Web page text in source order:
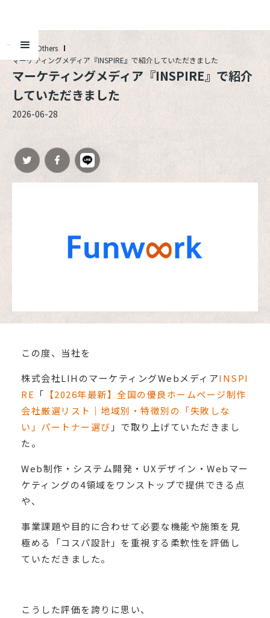
ALL
Others
マーケティングメディア『INSPIRE』で紹介していただきました
マーケティングメディア『INSPIRE』で紹介
していただきました
2026-06-28
この度、当社を
株式会社LIHのマーケティングWebメディアINSPI
RE 「 【2026年最新】全国の優良ホームページ制作
会社厳選リスト｜地域別・特徴別の「失敗しな
い」パートナー選び 」で取り上げていただきまし
た。
Web制作・システム開発・UXデザイン・Webマー
ケティングの4領域をワンストップで提供できる点
や、
事業課題や目的に合わせて必要な機能や施策を見
極める「コスパ設計」を重視する柔軟性を評価し
ていただきました。
こうした評価を誇りに思い、